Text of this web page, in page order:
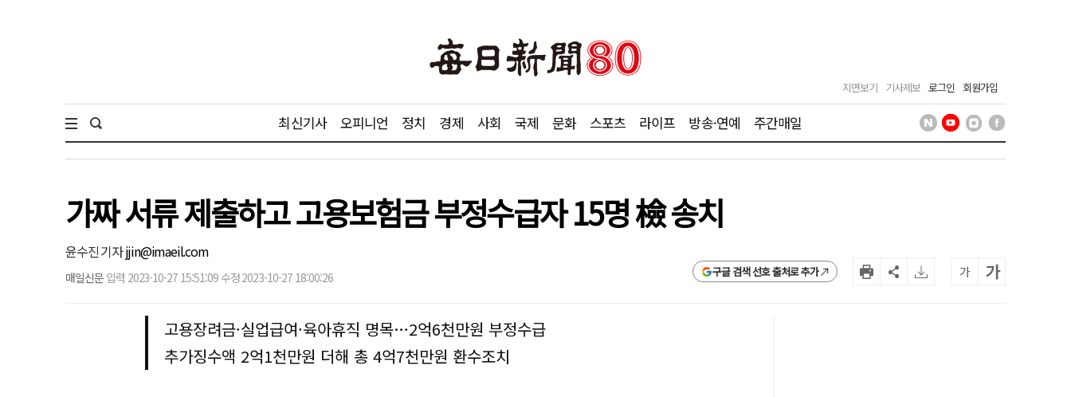
지면보기 기사제보 로그인 회원가입
최신기사 오피니언 정치 경제 사회 국제 문화 스포츠 라이프 방송·연예 주간매일
가짜 서류 제출하고 고용보험금 부정수급자 15명 檢 송치
윤수진 기자jjin@imaeil.com
매일신문 입력 2023-10-27 15:51:09 수정 2023-10-27 18:00:26 구글 검색 선호 출처로 추가 가 가
고용장려금·실업급여·육아휴직 명목…2억6천만원 부정수급
추가징수액 2억1천만원 더해 총 4억7천만원 환수조치